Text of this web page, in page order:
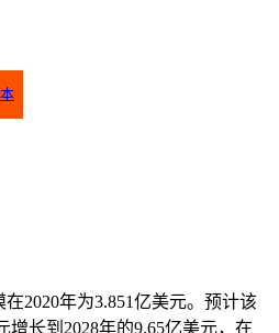
2020年为3.851亿美元。预计该
增长到2028年的9.65亿美元，在